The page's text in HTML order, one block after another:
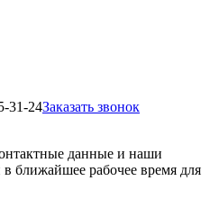
31-24Заказать звонок
данные и наши
ближайшее рабочее время для